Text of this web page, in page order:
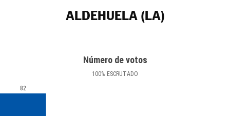
ALDEHUELA (LA)
Número de votos
100% ESCRUTADO
82